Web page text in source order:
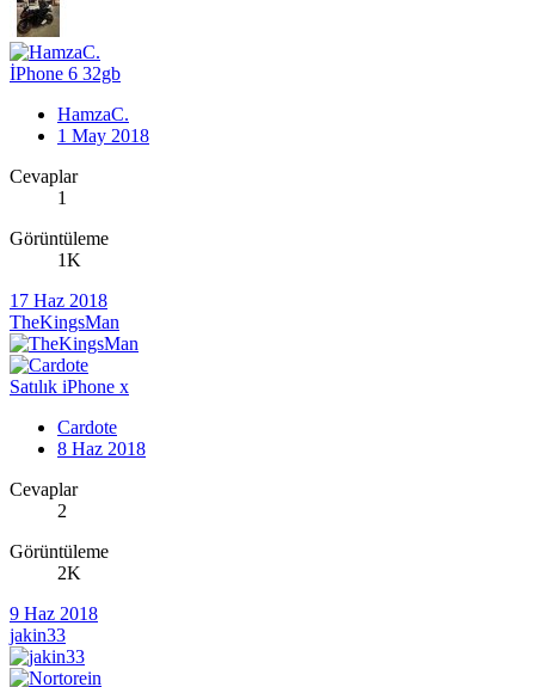
İPhone 6 32gb
HamzaC.
1 May 2018
Cevaplar
1
Görüntüleme
1K
17 Haz 2018
TheKingsMan
Satılık iPhone x
Cardote
8 Haz 2018
Cevaplar
2
Görüntüleme
2K
9 Haz 2018
jakin33